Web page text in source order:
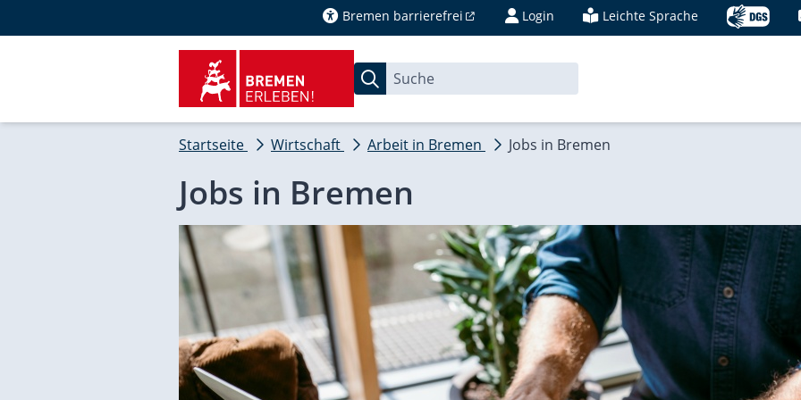
Bremen barrierefrei Login Leichte Sprache Zur
Startseite Wirtschaft Arbeit in Bremen Jobs in Bremen
Jobs in Bremen